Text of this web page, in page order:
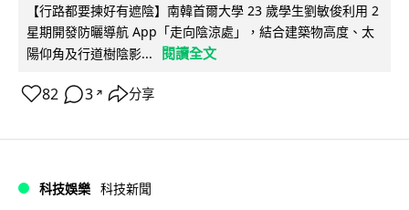
【行路都要揀好有遮陰】南韓首爾大學 23 歲學生劉敏俊利用 2
星期開發防曬導航 App「走向陰涼處」，結合建築物高度、太
陽仰角及行道樹陰影...
閱讀全文
82 3 ↗ 分享
科技娛樂 科技新聞